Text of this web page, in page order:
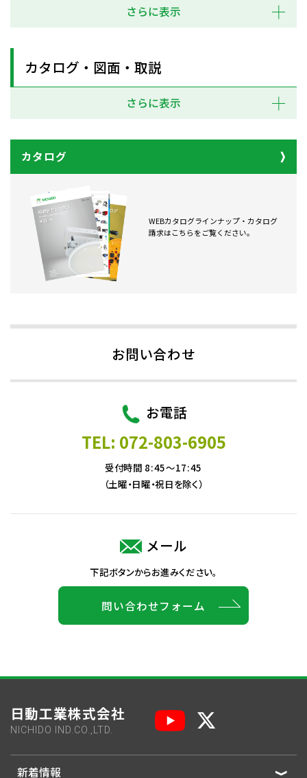
さらに表示
カタログ・図面・取説
さらに表示
カタログ
WEBカタログラインナップ・カタログ
請求はこちらをご覧ください。
お問い合わせ
お電話
TEL: 072-803-6905
受付時間 8:45～17:45
（土曜・日曜・祝日を除く）
メール
下記ボタンからお進みください。
問い合わせフォーム
日動工業株式会社
NICHIDO IND.CO.,LTD.
新着情報